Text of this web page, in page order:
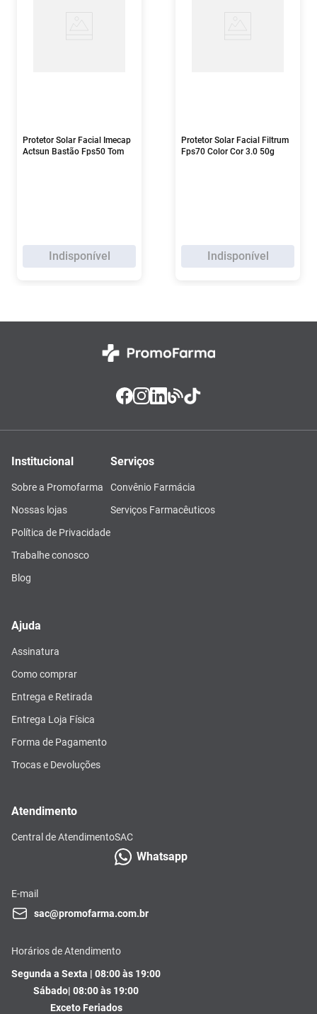
Protetor Solar Facial Imecap
Actsun Bastão Fps50 Tom
Indisponível
Protetor Solar Facial Filtrum
Fps70 Color Cor 3.0 50g
Indisponível
Institucional
Sobre a Promofarma
Nossas lojas
Política de Privacidade
Trabalhe conosco
Blog
Serviços
Convênio Farmácia
Serviços Farmacêuticos
Ajuda
Assinatura
Como comprar
Entrega e Retirada
Entrega Loja Física
Forma de Pagamento
Trocas e Devoluções
Atendimento
Central de AtendimentoSAC
Whatsapp
E-mail
sac@promofarma.com.br
Horários de Atendimento
Segunda a Sexta | 08:00 às 19:00
Sábado| 08:00 às 19:00
Exceto Feriados